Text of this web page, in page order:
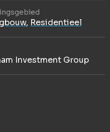
, Residentieel
Investment Group